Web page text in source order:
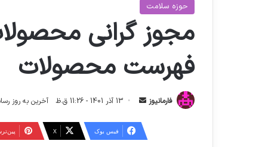
حوزه سلامت
مجوز گرانی
فهرست محصولات
فارمانیوز
س
13 آذر 1401 - 11:26 ق.ظ آخرین به روز رسانی: 13 تیر 1404 -
فیس بوک X